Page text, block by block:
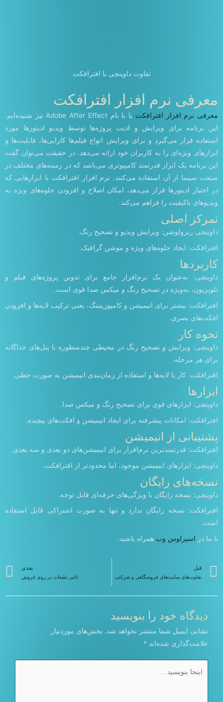
تفاوت داوینچی با افترافکت
معرفی نرم افزار افترافکت
معرفی نرم افزار افترافکت
یا با نام Adobe After Effect نیز شنیده‌ایم.
این برنامه برای ویرایش و ادیت پروژه‌ها توسط ویدیو ادیتورها مورد
استفاده قرار می‌گیرد و برای ویرایش انواع فیلم‌ها کارایی‌ها، قابلیت‌ها و
ابزارهای ویژه‌ای را به کاربران خود ارائه می‌دهد. در حقیقت می‌توان گفت
این برنامه یک ابزار قدرتمند کامپیوتری می‌باشد که در زمینه‌های مختلف در
صنعت سینما از آن استفاده می‌کنند. نرم افزار افترافکت با ابزارهایی که
در اختیار ادیتورها قرار می‌دهد، امکان اصلاح و افزودن جلوه‌های ویژه به
ویدیوهای باکیفیت را فراهم می‌کند.
تمرکز اصلی
داوینچی ریزولوشن: ویرایش ویدیو و تصحیح رنگ.
افترافکت: ایجاد جلوه‌های ویژه و موشن گرافیک.
کاربردها
داوینچی: به‌عنوان یک نرم‌افزار جامع برای تدوین پروژه‌های فیلم و
تلویزیون، به‌ویژه در تصحیح رنگ و میکس صدا قوی است.
افترافکت: بیشتر برای انیمیشن و کامپوزیتینگ، یعنی ترکیب لایه‌ها و افزودن
افکت‌های بصری.
نحوه کار
داوینچی: ویرایش و تصحیح رنگ در محیطی چندمنظوره با پنل‌های جداگانه
برای هر مرحله.
افترافکت: کار با لایه‌ها و استفاده از زمان‌بندی انیمیشن به صورت خطی.
ابزارها
داوینچی: ابزارهای قوی برای تصحیح رنگ و میکس صدا.
افترافکت: امکانات پیشرفته برای ایجاد انیمیشن و افکت‌های پیچیده.
پشتیبانی از انیمیشن
افترافکت: قدرتمندترین نرم‌افزار برای انیمیشن‌های دو بعدی و سه بعدی.
داوینچی: ابزارهای انیمیشن موجود، اما محدودتر از افترافکت.
نسخه‌های رایگان
داوینچی: نسخه رایگان با ویژگی‌های حرفه‌ای قابل توجه.
افترافکت: نسخه رایگان ندارد و تنها به صورت اشتراکی قابل استفاده
است.
با ما در اسپرلوس وب همراه باشید.
قبلی
قبل
تفاوت‌های سایت‌های فروشگاهی و شرکتی
بعدی
تاثیر تبلیغات بر روی فروش
دیدگاه‌ خود را بنویسید
نشانی ایمیل شما منتشر نخواهد شد. بخش‌های موردنیاز
علامت‌گذاری شده‌اند *
بنویسید…